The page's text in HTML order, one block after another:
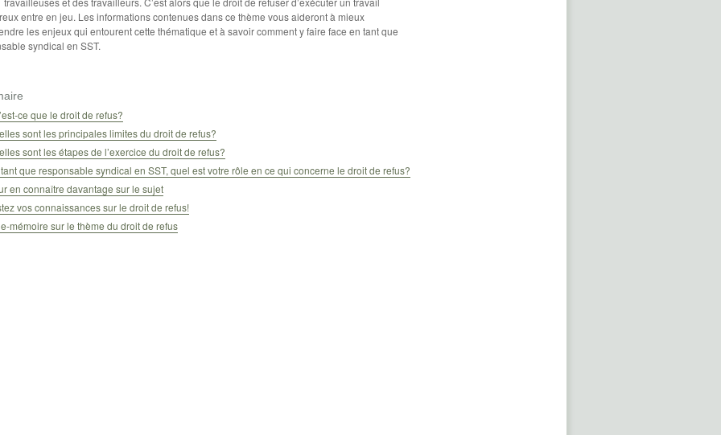
entre en jeu. Les informations contenues dans ce thème vous aideront à mieux
les enjeux qui entourent cette thématique et à savoir comment y faire face en tant que
syndical en SST.
ce que le droit de refus?
sont les principales limites du droit de refus?
sont les étapes de l’exercice du droit de refus?
que responsable syndical en SST, quel est votre rôle en ce qui concerne le droit de refus?
en connaître davantage sur le sujet
vos connaissances sur le droit de refus!
mémoire sur le thème du droit de refus